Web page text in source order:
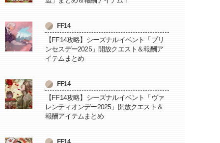
FF14
【FF14攻略】シーズナルイベント「プリ
ンセスデー2025」開放クエスト＆報酬ア
イテムまとめ
FF14
【FF14攻略】シーズナルイベント「ヴァ
レンティオンデー2025」開放クエスト＆
報酬アイテムまとめ